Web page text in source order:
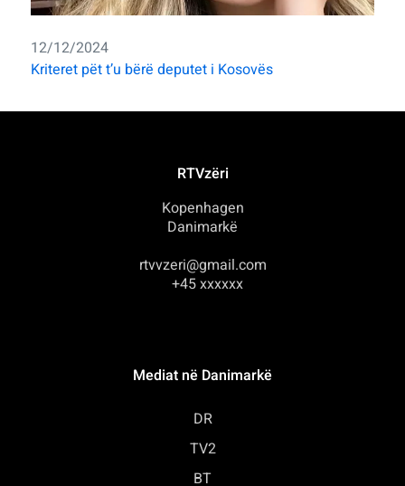
12/12/2024
Kriteret pët t’u bërë deputet i Kosovës
RTVzëri
Kopenhagen
Danimarkë
rtvvzeri@gmail.com
+45 xxxxxx
Mediat në Danimarkë
DR
TV2
BT